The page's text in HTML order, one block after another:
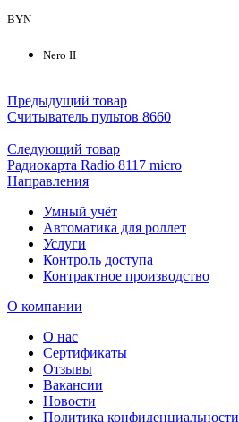
BYN
Nero II
Предыдущий товар
Считыватель пультов 8660
Следующий товар
Радиокарта Radio 8117 micro
Направления
Умный учёт
Автоматика для роллет
Услуги
Контроль доступа
Контрактное производство
О компании
О нас
Сертификаты
Отзывы
Вакансии
Новости
Политика конфиденциальности